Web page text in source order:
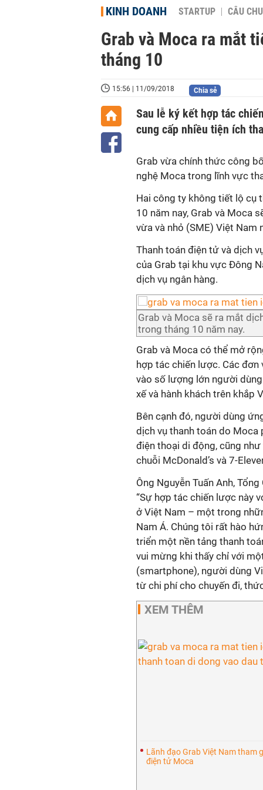
KINH DOANH STARTUP CÂU
Grab và Moca ra mắt
tháng 10
15:56 | 11/09/2018 Chia sẻ
Sau lễ ký kết hợp tác
cung cấp nhiều tiện ích
Grab vừa chính thức công
nghệ Moca trong lĩnh vực
Hai công ty không tiết lộ cụ
10 năm nay, Grab và Moca
vừa và nhỏ (SME) Việt Nam
Thanh toán điện tử và dịch
của Grab tại khu vực Đông
dịch vụ ngân hàng.
Grab và Moca sẽ ra mắt
trong tháng 10 năm nay.
Grab và Moca có thể mở
hợp tác chiến lược. Các
vào số lượng lớn người
xế và hành khách trên khắp
Bên cạnh đó, người dùng
dịch vụ thanh toán do Moca
điện thoại di động, cũng
chuỗi McDonald’s và 7-
Ông Nguyễn Tuấn Anh,
“Sự hợp tác chiến lược này
ở Việt Nam – một trong
Nam Á. Chúng tôi rất hào
triển một nền tảng thanh
vui mừng khi thấy chỉ với
(smartphone), người dùng
từ chi phí cho chuyến đi,
XEM THÊM
Lãnh đạo Grab Việt Nam tham
điện tử Moca